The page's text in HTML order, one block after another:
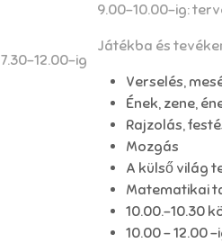
7.30-12.00-ig
9.00-10.00-ig:
Játékba és
Verselés,
Ének, zene,
Rajzolás,
Mozgás
A külső világ
Matematikai
10.00.-10.30
10.00 - 12.00